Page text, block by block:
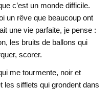
c’est un monde difficile.
un rêve que beaucoup ont
une vie parfaite, je pense :
les bruits de ballons qui
scorer.
me tourmente, noir et
les sifflets qui grondent dans